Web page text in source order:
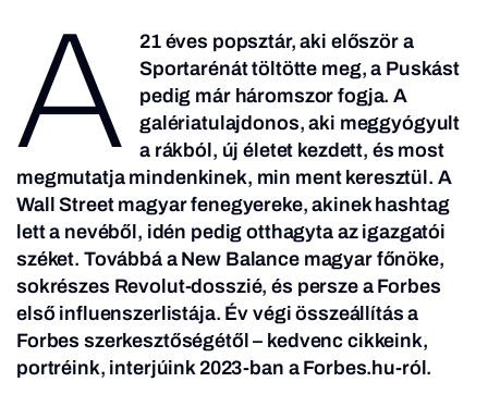
A
21 éves popsztár, aki először a
Sportarénát töltötte meg, a Puskást
pedig már háromszor fogja. A
galériatulajdonos, aki meggyógyult
a rákból, új életet kezdett, és most
megmutatja mindenkinek, min ment keresztül. A
Wall Street magyar fenegyereke, akinek hashtag
lett a nevéből, idén pedig otthagyta az igazgatói
széket. Továbbá a New Balance magyar főnöke,
sokrészes Revolut-dosszié, és persze a Forbes
első influenszerlistája. Év végi összeállítás a
Forbes szerkesztőségétől – kedvenc cikkeink,
portréink, interjúink 2023-ban a Forbes.hu-ról.